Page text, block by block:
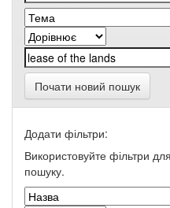
Почати новий пошук
Додати фільтри:
Використовуйте фільтри
пошуку.